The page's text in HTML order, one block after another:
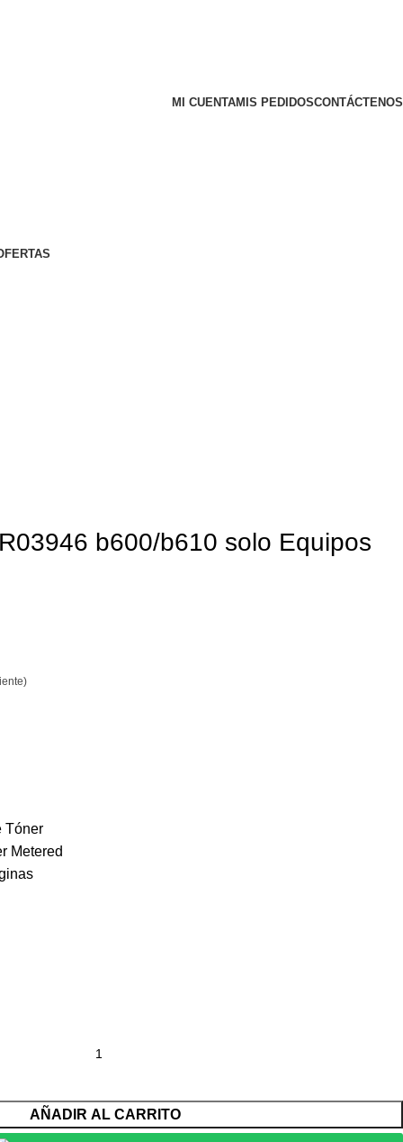
MI CUENTAMIS PEDIDOSCONTÁCTENOS
b600/b610 solo Equipos
Tóner
Metered
AÑADIR AL CARRITO